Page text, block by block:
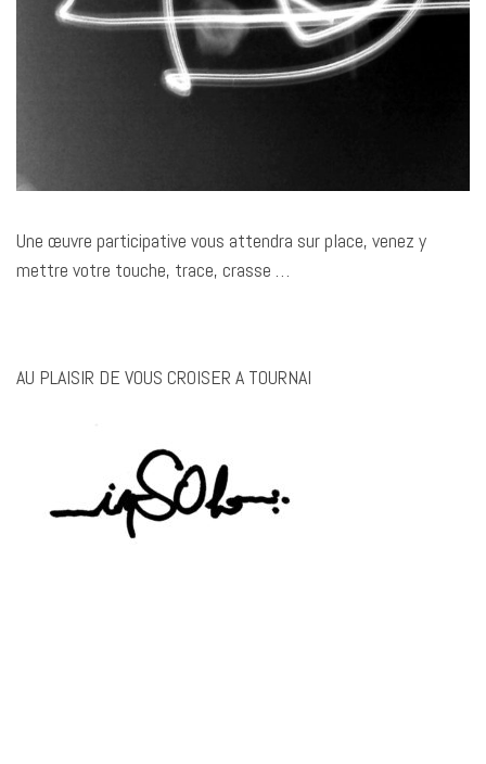
Une œuvre participative vous attendra sur place, venez y
mettre votre touche, trace, crasse …
AU PLAISIR DE VOUS CROISER A TOURNAI